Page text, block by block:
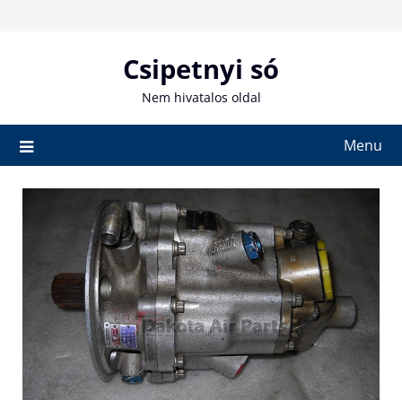
Csipetnyi só
Nem hivatalos oldal
Menu